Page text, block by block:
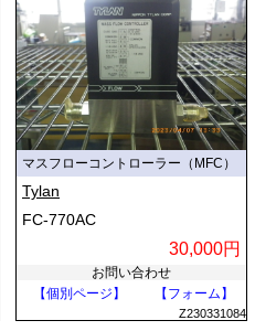
マスフローコントローラー（MFC）
Tylan
FC-770AC
30,000円
お問い合わせ
【個別ページ】
【フォーム】
Z230331084